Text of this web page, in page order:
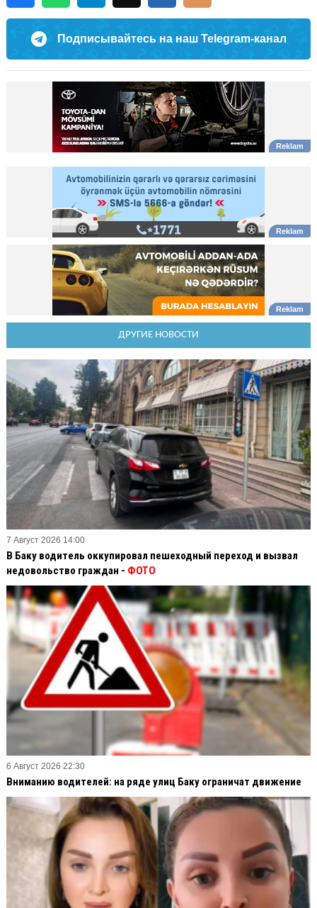
Подписывайтесь на наш Telegram-канал
ДРУГИЕ НОВОСТИ
7 Август 2026 14:00
В Баку водитель оккупировал пешеходный переход и вызвал
недовольство граждан - ФОТО
6 Август 2026 22:30
Вниманию водителей: на ряде улиц Баку ограничат движение